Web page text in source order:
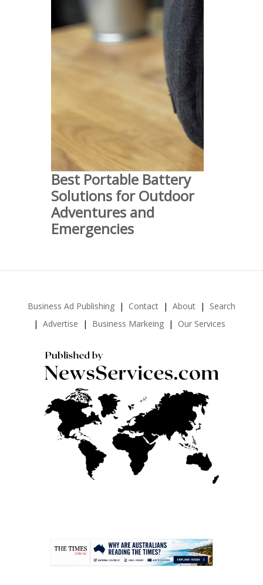
Best Portable Battery
Solutions for Outdoor
Adventures and
Emergencies
Business Ad Publishing Contact About
Search
Advertise
Business Markeing Our Services